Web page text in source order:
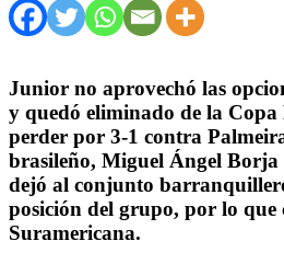
Junior no aprovechó las
y quedó eliminado de la
perder por 3-1 contra
brasileño, Miguel Ángel Borja
dejó al conjunto
posición del grupo, por lo que
Suramericana.